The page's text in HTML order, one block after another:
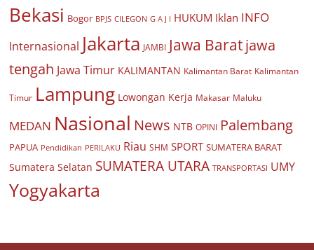
Bekasi Bogor BPJS CILEGON G A J I HUKUM Iklan INFO
Internasional Jakarta JAMBI Jawa Baratjawa
tengah Jawa Timur KALIMANTAN Kalimantan Barat Kalimantan
Timur Lampung Lowongan Kerja Makasar Maluku
MEDAN Nasional News NTB OPINI Palembang
PAPUA Pendidikan PERILAKU Riau SHM SPORT SUMATERA BARAT
Sumatera Selatan SUMATERA UTARA TRANSPORTASI UMY
Yogyakarta